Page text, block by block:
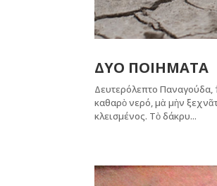
ΔΥΟ ΠΟΙΗΜΑΤΑ
Δευτερόλεπτο Παναγούδα,
καθαρὸ νερό, μὰ μὴν
κλεισμένος. Τὸ δάκρυ...